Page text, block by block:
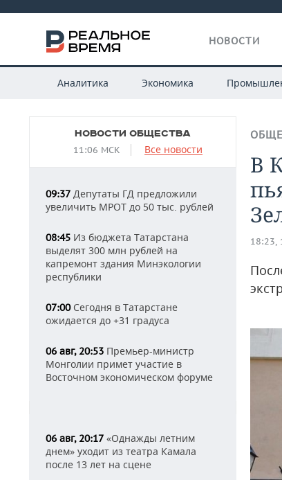
НОВОСТИ
Аналитика Экономика
НОВОСТИ ОБЩЕСТВА
11:06 МСК Все новости
09:37 Депутаты ГД предложили
увеличить МРОТ до 50 тыс. рублей
08:45 Из бюджета Татарстана
выделят 300 млн рублей на
капремонт здания Минэкологии
республики
07:00Сегодня в Татарстане
ожидается до +31 градуса
06 авг, 20:53 Премьер-министр
Монголии примет участие в
Восточном экономическом форуме
06 авг, 20:17 «Однажды летним
днем» уходит из театра Камала
после 13 лет на сцене
В
18:23,